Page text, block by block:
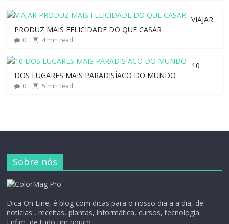
VIAJAR
PRODUZ MAIS FELICIDADE DO QUE CASAR
0 4min read
10
DOS LUGARES MAIS PARADISÍACO DO MUNDO
0 5 min read
Sobre nós
Dica On Line, é blog com dicas para o nosso dia a a dia, de
noticias , receitas, plantas, informática, cursos, tecnologia.